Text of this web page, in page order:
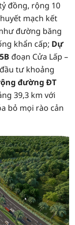
đồng, rộng 10
mạch kết
đường băng
khẩn cấp; Dự
đoạn Cửa Lấp –
tư khoảng
đường ĐT
39,3 km với
bỏ mọi rào cản